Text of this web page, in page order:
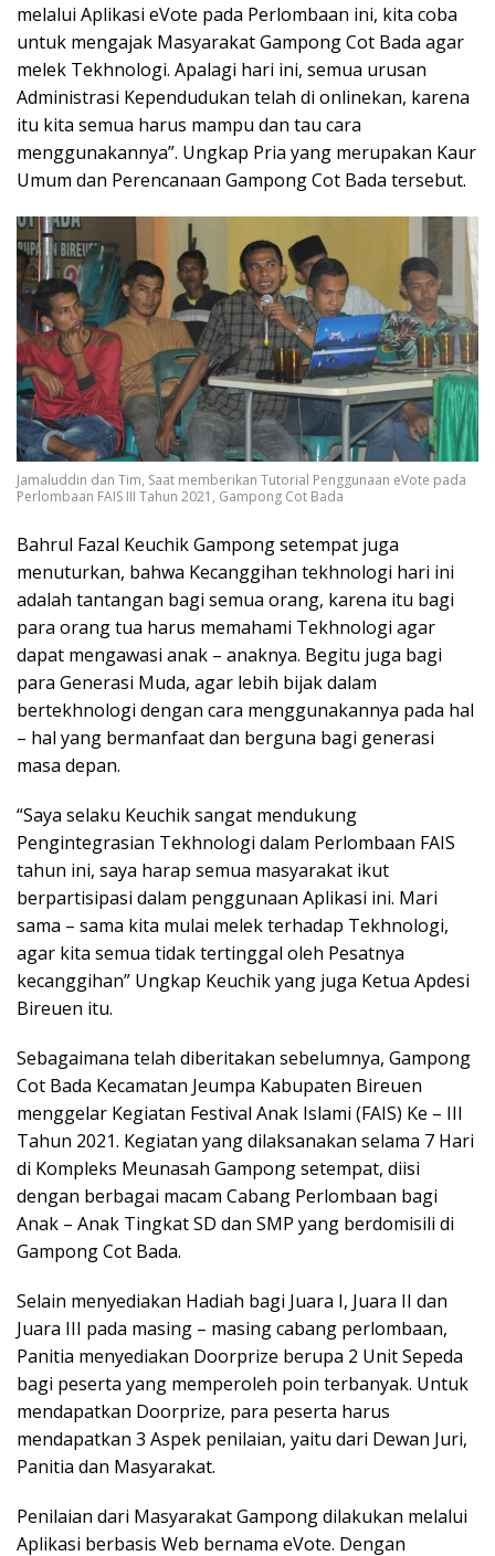
melalui Aplikasi eVote pada Perlombaan ini, kita coba
untuk mengajak Masyarakat Gampong Cot Bada agar
melek Tekhnologi. Apalagi hari ini, semua urusan
Administrasi Kependudukan telah di onlinekan, karena
itu kita semua harus mampu dan tau cara
menggunakannya”. Ungkap Pria yang merupakan Kaur
Umum dan Perencanaan Gampong Cot Bada tersebut.
Jamaluddin dan Tim, Saat memberikan Tutorial Penggunaan eVote pada
Perlombaan FAIS III Tahun 2021, Gampong Cot Bada
Bahrul Fazal Keuchik Gampong setempat juga
menuturkan, bahwa Kecanggihan tekhnologi hari ini
adalah tantangan bagi semua orang, karena itu bagi
para orang tua harus memahami Tekhnologi agar
dapat mengawasi anak – anaknya. Begitu juga bagi
para Generasi Muda, agar lebih bijak dalam
bertekhnologi dengan cara menggunakannya pada hal
– hal yang bermanfaat dan berguna bagi generasi
masa depan.
“Saya selaku Keuchik sangat mendukung
Pengintegrasian Tekhnologi dalam Perlombaan FAIS
tahun ini, saya harap semua masyarakat ikut
berpartisipasi dalam penggunaan Aplikasi ini. Mari
sama – sama kita mulai melek terhadap Tekhnologi,
agar kita semua tidak tertinggal oleh Pesatnya
kecanggihan” Ungkap Keuchik yang juga Ketua Apdesi
Bireuen itu.
Sebagaimana telah diberitakan sebelumnya, Gampong
Cot Bada Kecamatan Jeumpa Kabupaten Bireuen
menggelar Kegiatan Festival Anak Islami (FAIS) Ke – III
Tahun 2021. Kegiatan yang dilaksanakan selama 7 Hari
di Kompleks Meunasah Gampong setempat, diisi
dengan berbagai macam Cabang Perlombaan bagi
Anak – Anak Tingkat SD dan SMP yang berdomisili di
Gampong Cot Bada.
Selain menyediakan Hadiah bagi Juara I, Juara II dan
Juara III pada masing – masing cabang perlombaan,
Panitia menyediakan Doorprize berupa 2 Unit Sepeda
bagi peserta yang memperoleh poin terbanyak. Untuk
mendapatkan Doorprize, para peserta harus
mendapatkan 3 Aspek penilaian, yaitu dari Dewan Juri,
Panitia dan Masyarakat.
Penilaian dari Masyarakat Gampong dilakukan melalui
Aplikasi berbasis Web bernama eVote. Dengan